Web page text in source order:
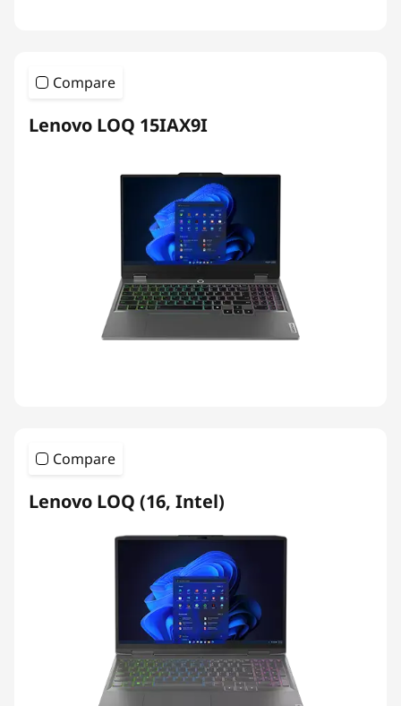
Compare
Lenovo LOQ 15IAX9I
Compare
Lenovo LOQ (16, Intel)